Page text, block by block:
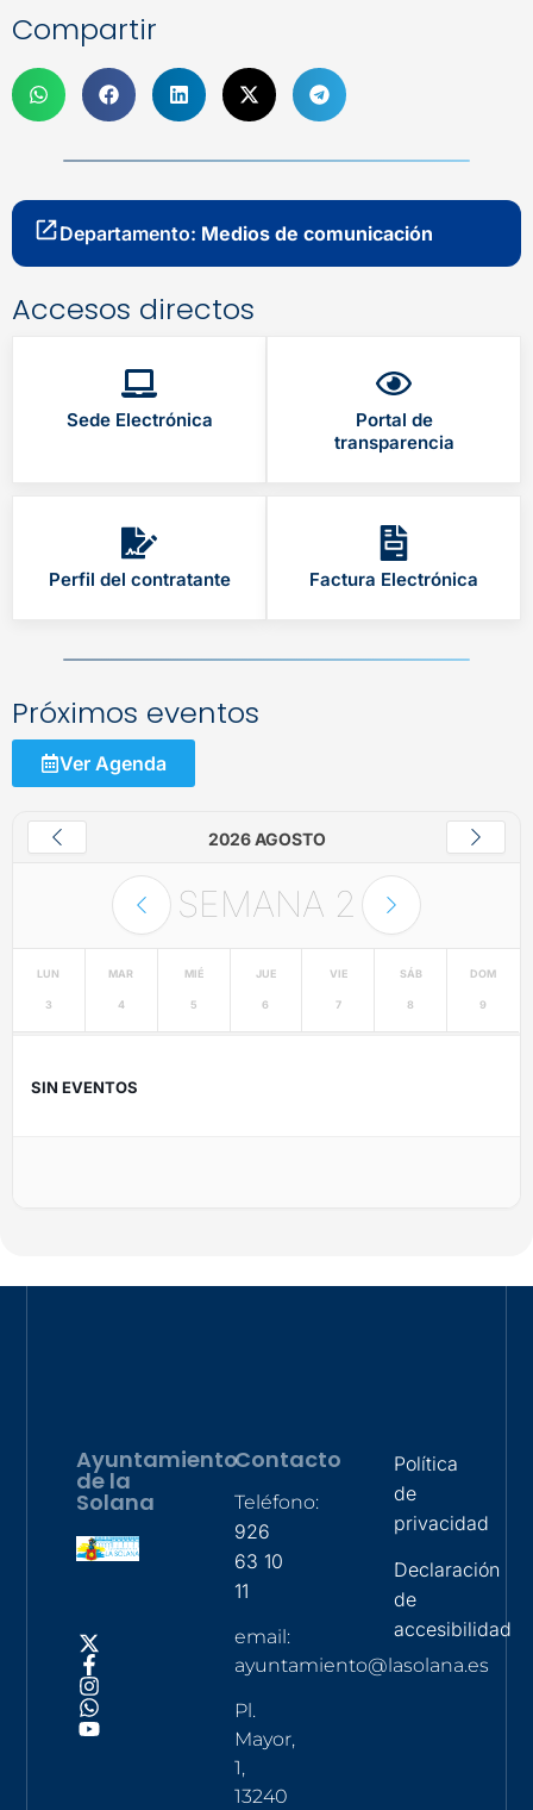
Compartir
Departamento: Medios de comunicación
Accesos directos
Sede Electrónica
Portal de
transparencia
Perfil del contratante Factura Electrónica
Próximos eventos
Ver Agenda
2026 AGOSTO
SEMANA 2
LUN
3
MAR
4
MIÉ
5
JUE
6
VIE
7
SÁB
8
DOM
9
SIN EVENTOS
Ayuntamiento
de la
Solana
Contacto
Teléfono:
926
63 10
11
email:
ayuntamiento@lasolana.es
Pl.
Mayor,
1,
13240
Política
de
privacidad
Declaración
de
accesibilidad